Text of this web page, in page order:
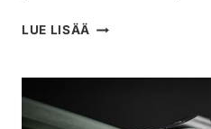
LUE LISÄÄ TUUKKA
SUOMALAISEN
PIONEERI